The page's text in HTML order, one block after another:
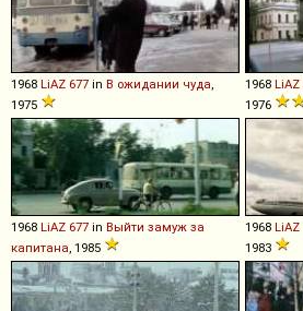
1968 LiAZ 677 in В ожидании чуда,
1975
1968 LiAZ
1976
1968 LiAZ 677 in Выйти замуж за
капитана, 1985
1968 LiAZ
1983